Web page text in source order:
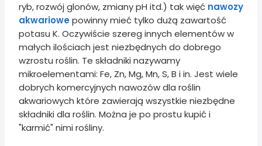
ryb, rozwój glonów, zmiany pH itd.) tak więć nawozy
akwariowepowinny mieć tylko dużą zawartość
potasu K. Oczywiście szereg innych elementów w
małych ilościach jest niezbędnych do dobrego
wzrostu roślin. Te składniki nazywamy
mikroelementami: Fe, Zn, Mg, Mn, S, B i in. Jest wiele
dobrych komercyjnych nawozów dla roślin
akwariowych które zawierają wszystkie niezbędne
składniki dla roślin. Można je po prostu kupić i
"karmić" nimi rośliny.